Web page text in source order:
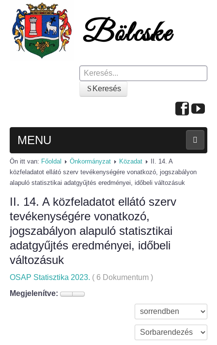
Keresés
Keresés
MENU
FŐOLDAL
Polgármesteri köszöntő
Bölcske település
Bölcske történelme
Mi újság Bölcskén?
Ön itt van: Főoldal Önkormányzat Közadat
II. 14. A
közfeladatot ellátó szerv tevékenységére vonatkozó, jogszabályon
alapuló statisztikai adatgyűjtés eredményei, időbeli változásuk
II. 14. A közfeladatot ellátó szerv
tevékenységére vonatkozó,
jogszabályon alapuló statisztikai
adatgyűjtés eredményei, időbeli
változásuk
OSAP Statisztika 2023. ( 6 Dokumentum )
Megjelenítve: